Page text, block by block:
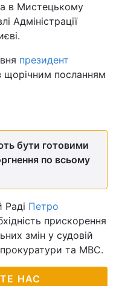
в Мистецькому
Адміністрації
президент
щорічним посланням
бути готовими
по всьому
Раді Петро
прискорення
змін у судовій
та МВС.
НАС